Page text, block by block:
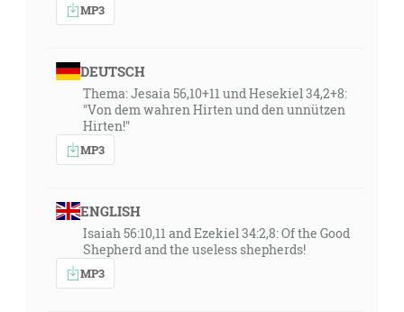
MP3
DEUTSCH
Thema: Jesaia 56,10+11 und Hesekiel 34,2+8:
"Von dem wahren Hirten und den unnützen
Hirten!"
MP3
ENGLISH
Isaiah 56:10,11 and Ezekiel 34:2,8: Of the Good
Shepherd and the useless shepherds!
MP3